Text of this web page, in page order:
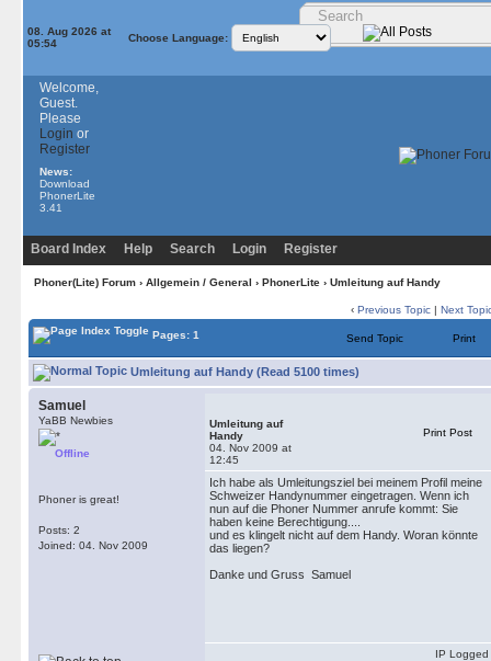
08. Aug 2026 at
05:54
Choose Language:
Welcome,
Guest.
Please
Login or
Register
News:
Download
PhonerLite
3.41
Board Index Help Search Login Register
Phoner(Lite) Forum› Allgemein / General › PhonerLite› Umleitung auf Handy
‹ Previous Topic | Next
Pages: 1 Send Topic Print
Umleitung auf Handy (Read 5100 times)
Samuel
YaBB Newbies
Offline
Phoner is great!
Posts: 2
Joined: 04. Nov 2009
Umleitung auf
Handy
04. Nov 2009 at
12:45
Print Post
Ich habe als Umleitungsziel bei meinem Profil meine
Schweizer Handynummer eingetragen. Wenn ich
nun auf die Phoner Nummer anrufe kommt: Sie
haben keine Berechtigung....
und es klingelt nicht auf dem Handy. Woran könnte
das liegen?
Danke und Gruss Samuel
IP Logged